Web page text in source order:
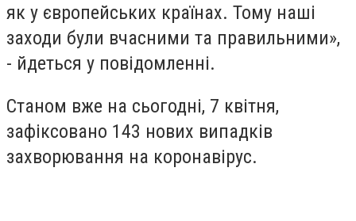
як у європейських країнах. Тому наші
заходи були вчасними та правильними»,
- йдеться у повідомленні.
Станом вже на сьогодні, 7 квітня,
зафіксовано 143 нових випадків
захворювання на коронавірус.